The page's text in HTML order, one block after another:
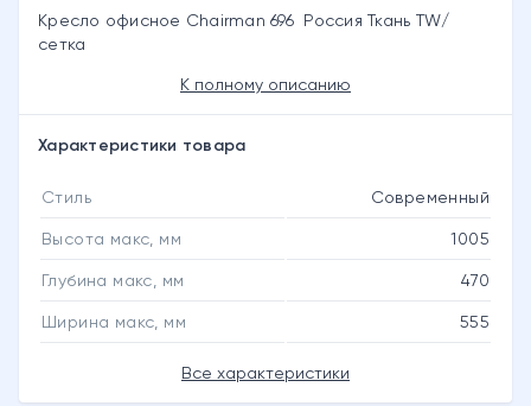
Кресло офисное Chairman 696 Россия Ткань TW/
сетка
К полному описанию
Характеристики товара
Стиль Современный
Высота макс, мм 1005
Глубина макс, мм 470
Ширина макс, мм 555
Все характеристики